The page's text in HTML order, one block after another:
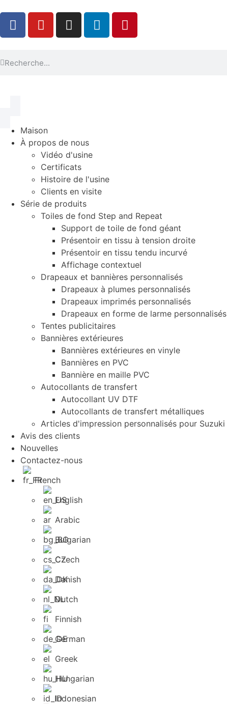
Maison
À propos de nous
Vidéo d'usine
Certificats
Histoire de l'usine
Clients en visite
Série de produits
Toiles de fond Step and Repeat
Support de toile de fond géant
Présentoir en tissu à tension droite
Présentoir en tissu tendu incurvé
Affichage contextuel
Drapeaux et bannières personnalisés
Drapeaux à plumes personnalisés
Drapeaux imprimés personnalisés
Drapeaux en forme de larme personnalisés
Tentes publicitaires
Bannières extérieures
Bannières extérieures en vinyle
Bannières en PVC
Bannière en maille PVC
Autocollants de transfert
Autocollant UV DTF
Autocollants de transfert métalliques
Articles d'impression personnalisés pour Suzuki
Avis des clients
Nouvelles
Contactez-nous
French
English
Arabic
Bulgarian
Czech
Danish
Dutch
Finnish
German
Greek
Hungarian
Indonesian